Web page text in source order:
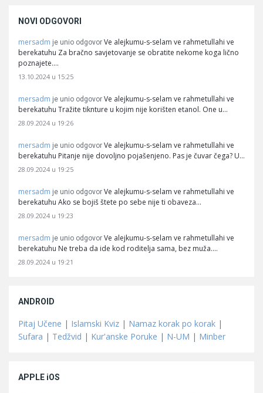
NOVI ODGOVORI
mersadm je unio odgovor Ve alejkumu-s-selam ve rahmetullahi ve
berekatuhu Za bračno savjetovanje se obratite nekome koga lično
poznajete.…
13.10.2024 u 15:25
mersadm je unio odgovor Ve alejkumu-s-selam ve rahmetullahi ve
berekatuhu Tražite tiknture u kojim nije korišten etanol. One u…
28.09.2024 u 19:26
mersadm je unio odgovor Ve alejkumu-s-selam ve rahmetullahi ve
berekatuhu Pitanje nije dovoljno pojašenjeno. Pas je čuvar čega? U…
28.09.2024 u 19:25
mersadm je unio odgovor Ve alejkumu-s-selam ve rahmetullahi ve
berekatuhu Ako se bojiš štete po sebe nije ti obaveza…
28.09.2024 u 19:23
mersadm je unio odgovor Ve alejkumu-s-selam ve rahmetullahi ve
berekatuhu Ne treba da ide kod roditelja sama, bez muža.…
28.09.2024 u 19:21
ANDROID
Pitaj Učene | Islamski Kviz | Namaz korak po korak |
Sufara | Tedžvid | Kur'anske Poruke | N-UM | Minber
APPLE iOS